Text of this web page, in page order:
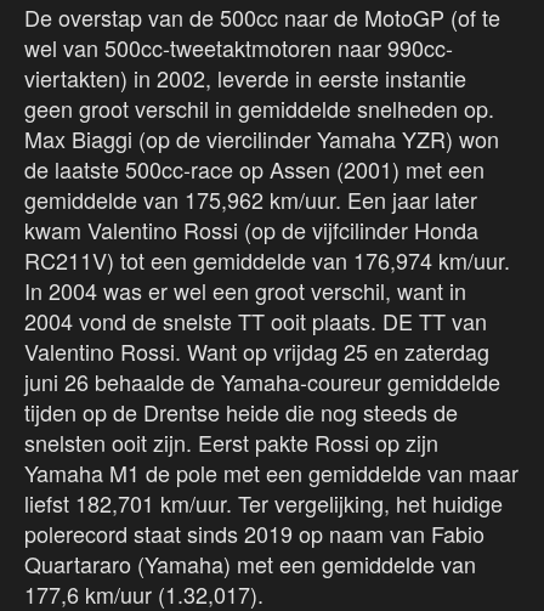
De overstap van de 500cc naar de MotoGP (of te
wel van 500cc-tweetaktmotoren naar 990cc-
viertakten) in 2002, leverde in eerste instantie
geen groot verschil in gemiddelde snelheden op.
Max Biaggi (op de viercilinder Yamaha YZR) won
de laatste 500cc-race op Assen (2001) met een
gemiddelde van 175,962 km/uur. Een jaar later
kwam Valentino Rossi (op de vijfcilinder Honda
RC211V) tot een gemiddelde van 176,974 km/uur.
In 2004 was er wel een groot verschil, want in
2004 vond de snelste TT ooit plaats. DE TT van
Valentino Rossi. Want op vrijdag 25 en zaterdag
juni 26 behaalde de Yamaha-coureur gemiddelde
tijden op de Drentse heide die nog steeds de
snelsten ooit zijn. Eerst pakte Rossi op zijn
Yamaha M1 de pole met een gemiddelde van maar
liefst 182,701 km/uur. Ter vergelijking, het huidige
polerecord staat sinds 2019 op naam van Fabio
Quartararo (Yamaha) met een gemiddelde van
177,6 km/uur (1.32,017).